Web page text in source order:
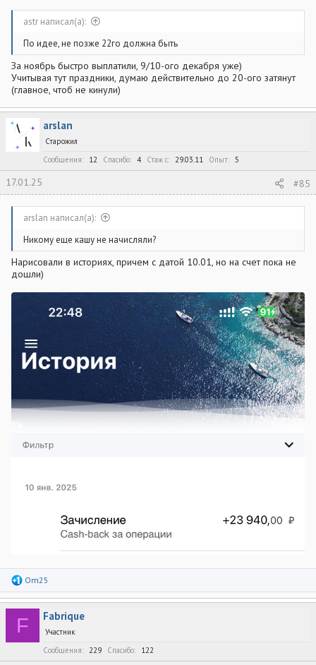
astr написал(а):
По идее, не позже 22го должна быть
За ноябрь быстро выплатили, 9/10-ого декабря уже)
Учитывая тут праздники, думаю действительно до 20-ого затянут
(главное, чтоб не кинули)
arslan
Старожил
Сообщения
12 Спасибо 4 Стаж c 29.03.11 Опыт 5
17.01.25 #85
arslan написал(а):
Никому еще кашу не начисляли?
Нарисовали в историях, причем с датой 10.01, но на счет пока не
дошли)
Р
а
к
ц
и
Om25
F Fabrique
Участник
Сообщения
229 Спасибо 122